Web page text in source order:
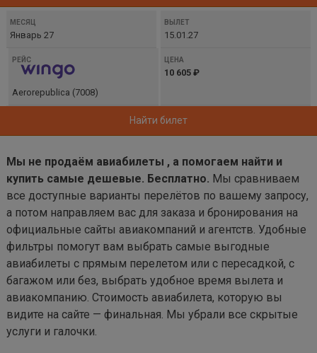
Январь 27 15.01.27
Aerorepublica (7008)
10 605 ₽
Найти билет
Мы не продаём авиабилеты , а помогаем найти и
купить самые дешевые. Бесплатно. Мы сравниваем
все доступные варианты перелётов по вашему запросу,
а потом направляем вас для заказа и бронирования на
официальные сайты авиакомпаний и агентств. Удобные
фильтры помогут вам выбрать самые выгодные
авиабилеты с прямым перелетом или с пересадкой, с
багажом или без, выбрать удобное время вылета и
авиакомпанию. Стоимость авиабилета, которую вы
видите на сайте — финальная. Мы убрали все скрытые
услуги и галочки.